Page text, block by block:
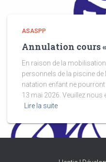
ASASPP
Annulation cours
En raison de la mobilisation
personnels de la piscine
natation enfant ne
13 mai 2026. Veuillez nous
Lire la suite